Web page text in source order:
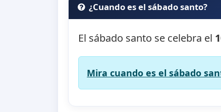
¿Cuando es el sábado santo?
El sábado santo se celebra el
Mira cuando es el sábado